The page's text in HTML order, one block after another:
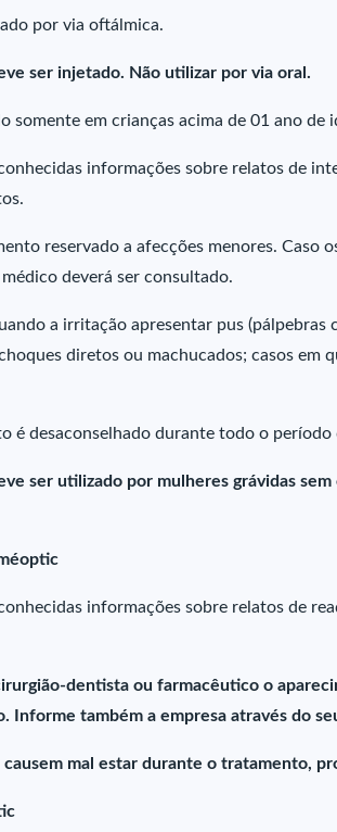
por via oftálmica.
ser injetado. Não utilizar por via oral.
somente em crianças acima de 01 ano de
informações sobre relatos de
reservado a afecções menores. Caso
deverá ser consultado.
a irritação apresentar pus (pálpebras
diretos ou machucados; casos em
é desaconselhado durante todo o
ser utilizado por mulheres grávidas
informações sobre relatos de
dentista ou farmacêutico o
Informe também a empresa através do
causem mal estar durante o tratamento,